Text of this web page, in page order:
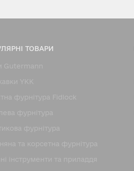
ТОВАРИ
Gutermann
YKK
фурнітура Fidlock
фурнітура
фурнітура
та корсетна фурнітура
інструменти та приладдя